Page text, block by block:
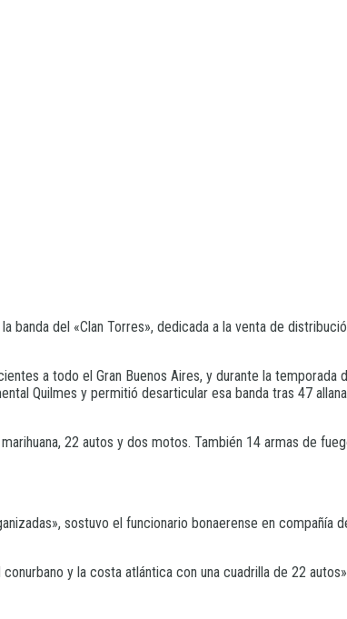
del «Clan Torres», dedicada a la venta de
a todo el Gran Buenos Aires, y durante la temporada
Quilmes y permitió desarticular esa banda tras 47
22 autos y dos motos. También 14 armas de
sostuvo el funcionario bonaerense en compañía
y la costa atlántica con una cuadrilla de 22